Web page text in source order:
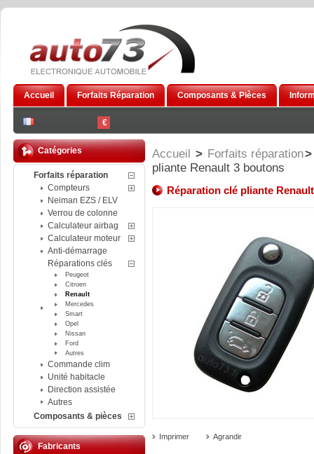
€
Accueil Forfaits Réparation Composants & Pièces
Catégories
Forfaits réparation
Compteurs
Neiman EZS / ELV
Verrou de colonne
Calculateur airbag
Calculateur moteur
Anti-démarrage
Réparations clés
Peugeot
Citroen
Renault
Mercedes
Smart
Opel
Nissan
Ford
Autres
Commande clim
Unité habitacle
Direction assistée
Autres
Composants & pièces
Fabricants
Accueil > Forfaits réparation>
pliante Renault 3 boutons
Réparation clé pliante
Imprimer Agrandir